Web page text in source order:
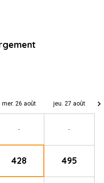
mer. 26 août jeu. 27 août
- -
428 495